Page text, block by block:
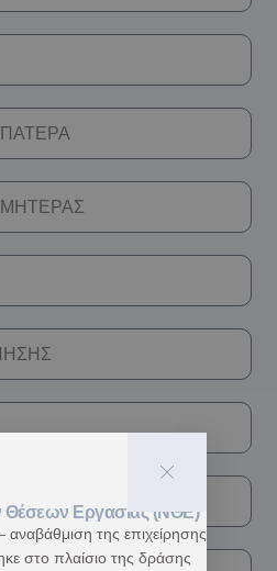
Θέσεων Εργασίας (ΝΘΕ)
της επιχείρησης
στο πλαίσιο της δράσης